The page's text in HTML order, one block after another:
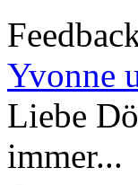
Yvonne
Liebe
immer...